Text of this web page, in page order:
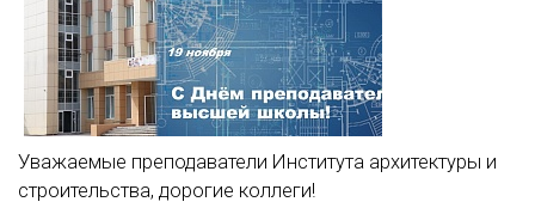
Уважаемые преподаватели Института архитектуры и
строительства, дорогие коллеги!